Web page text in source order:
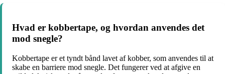
Hvad er kobbertape, og hvordan anvendes det
mod snegle?
Kobbertape er et tyndt bånd lavet af kobber, som anvendes til at
skabe en barriere mod snegle. Det fungerer ved at afgive en